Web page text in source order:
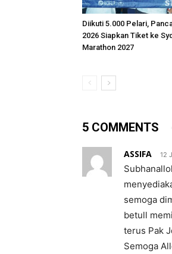
Diikuti 5.000 Pelari,
2026 Siapkan Tiket ke
Marathon 2027
5 COMMENTS
ASSIFA 12
semoga
betull
terus Pak
Semoga